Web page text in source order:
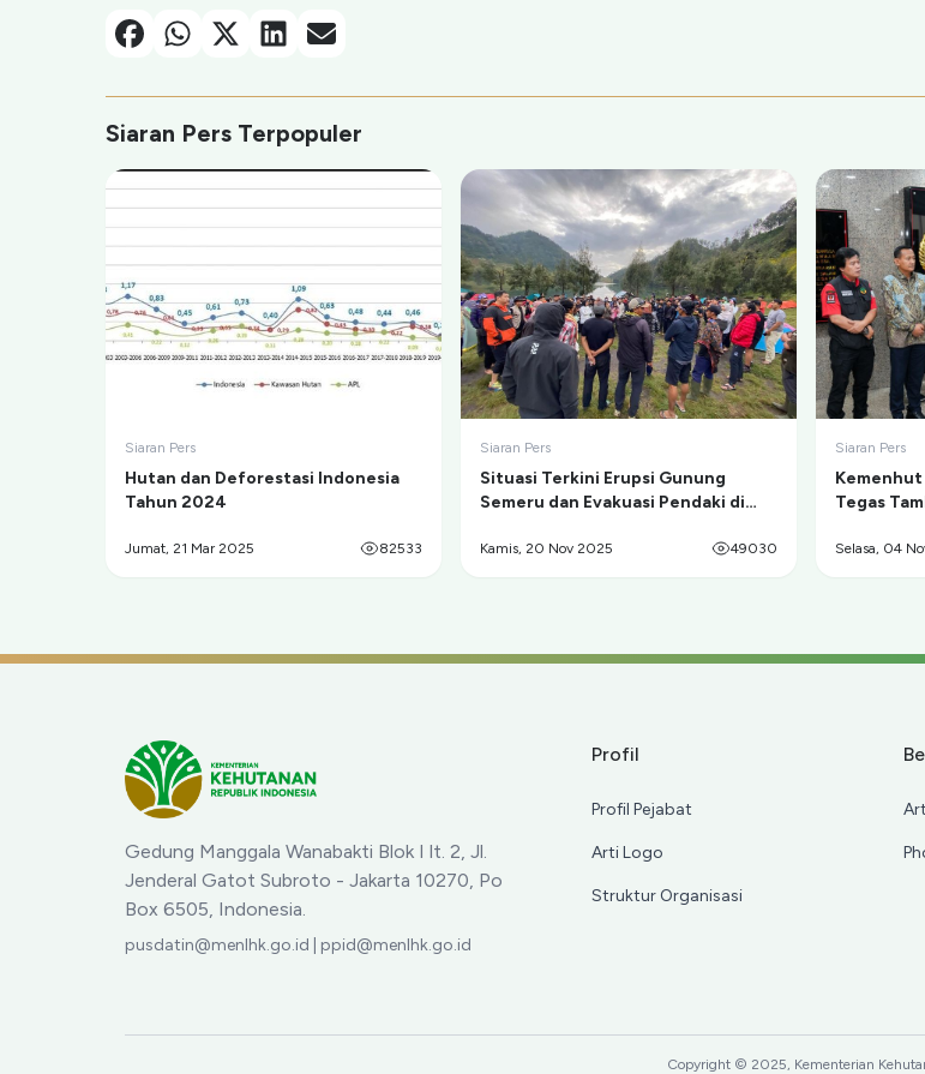
FacebookWhatsappX-TwitterLinkedin
Email
Siaran Pers Terpopuler
Siaran Pers
Hutan dan Deforestasi Indonesia
Tahun 2024
Jumat, 21 Mar 2025 82533
Siaran Pers
Situasi Terkini Erupsi Gunung
Semeru dan Evakuasi Pendaki di
Kamis, 20 Nov 2025 49030
Siaran Pers
Tegas
Selasa, 04
Gedung Manggala Wanabakti Blok I lt. 2, Jl.
Jenderal Gatot Subroto - Jakarta 10270, Po
Box 6505, Indonesia.
pusdatin@menlhk.go.id | ppid@menlhk.go.id
Profil
Profil Pejabat
Arti Logo
Struktur Organisasi
Copyright © 2025, Kementerian